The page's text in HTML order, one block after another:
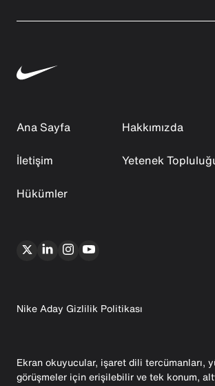
Ana Sayfa
Hakkımızda
İletişim
Yetenek
Hükümler
Nike Aday Gizlilik Politikası
Ekran okuyucular, işaret dili tercümanları,
görüşmeler için erişilebilir ve tek konum,